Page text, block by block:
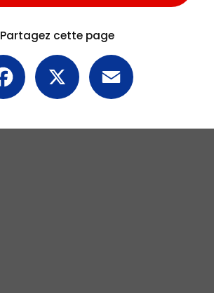
Partagez cette page
Facebook